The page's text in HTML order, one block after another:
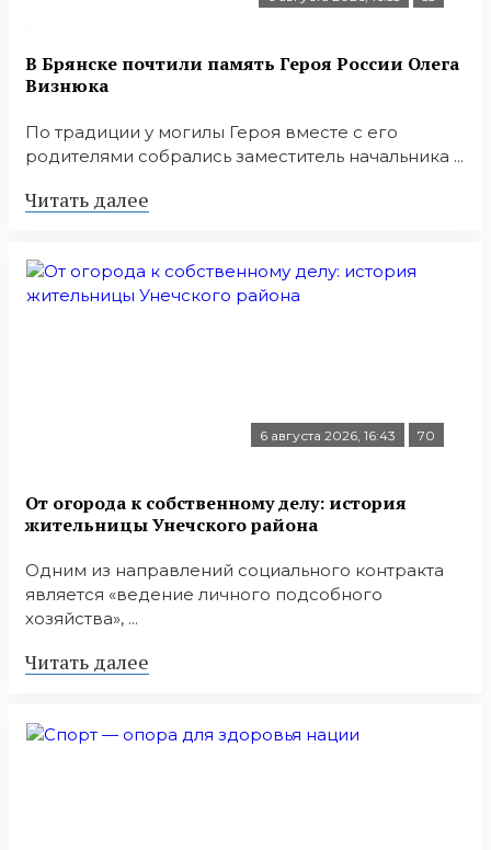
В Брянске почтили память Героя России Олега
Визнюка
По традиции у могилы Героя вместе с его
родителями собрались заместитель начальника ...
Читать далее
6 августа 2026, 16:43 70
От огорода к собственному делу: история
жительницы Унечского района
Одним из направлений социального контракта
является «ведение личного подсобного
хозяйства», ...
Читать далее